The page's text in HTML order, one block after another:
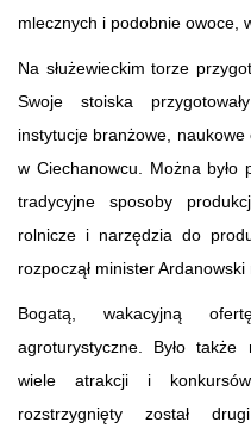
mlecznych i podobnie owoce,
Na służewieckim torze
Swoje stoiska
instytucje branżowe,
w Ciechanowcu. Można
tradycyjne sposoby
rolnicze i narzędzia do
rozpoczął minister
Bogatą, wakacyjną
agroturystyczne. Było także
wiele atrakcji i
rozstrzygnięty został